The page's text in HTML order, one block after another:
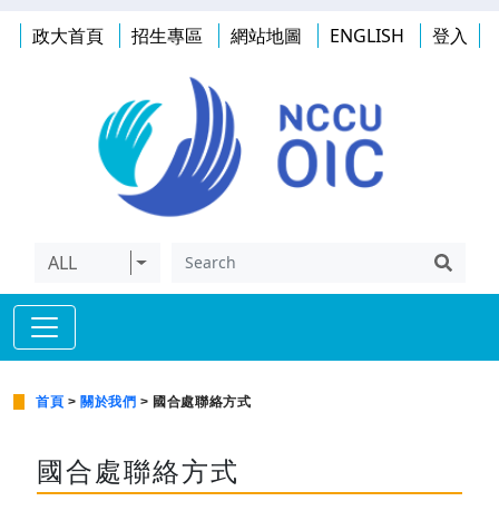
政大首頁 招生專區 網站地圖 ENGLISH 登入
ALL
首頁 > 關於我們 > 國合處聯絡方式
國合處聯絡方式